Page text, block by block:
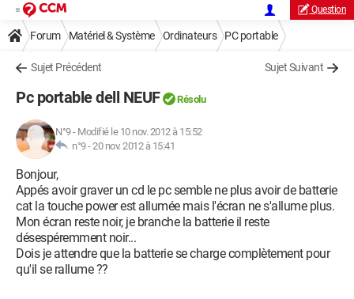
Question
Forum Matériel & Système Ordinateurs PC portable
Sujet Précédent Sujet Suivant
Pc portable dell NEUF Résolu
N°9- Modifié le 10 nov. 2012 à 15:52
n°9 -20 nov. 2012 à 15:41
Bonjour,
Appés avoir graver un cd le pc semble ne plus avoir de batterie
cat la touche power est allumée mais l'écran ne s'allume plus.
Mon écran reste noir, je branche la batterie il reste
désespéremment noir...
Dois je attendre que la batterie se charge complètement pour
qu'il se rallume ??